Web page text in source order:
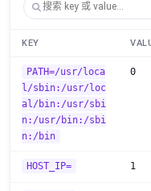
KEY
PATH=/usr/loca
l/sbin:/usr/loc
al/bin:/usr/sbi
n:/usr/bin:/sbi
n:/bin
0
HOST_IP= 1